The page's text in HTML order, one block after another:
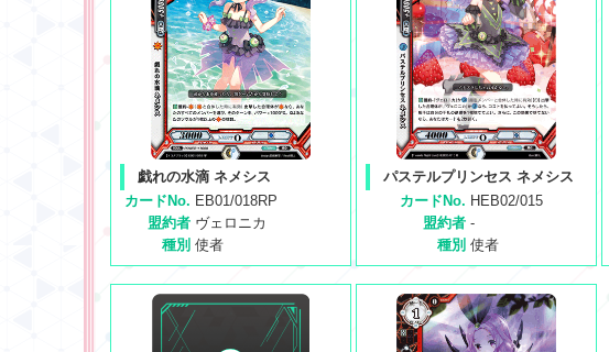
戯れの水滴 ネメシス
カードNo. EB01/018RP
盟約者 ヴェロニカ
種別 使者
パステルプリンセス ネメシス
カードNo. HEB02/015
盟約者 -
種別 使者